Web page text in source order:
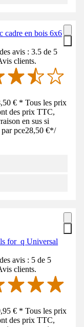
cadre en bois 6x6
avis : 3.5 de 5
clients.
€ * Tous les prix
des prix TTC,
en sus si
par pce28,50 €*/
for_q Universal
avis : 5 de 5
clients.
€ * Tous les prix
des prix TTC,